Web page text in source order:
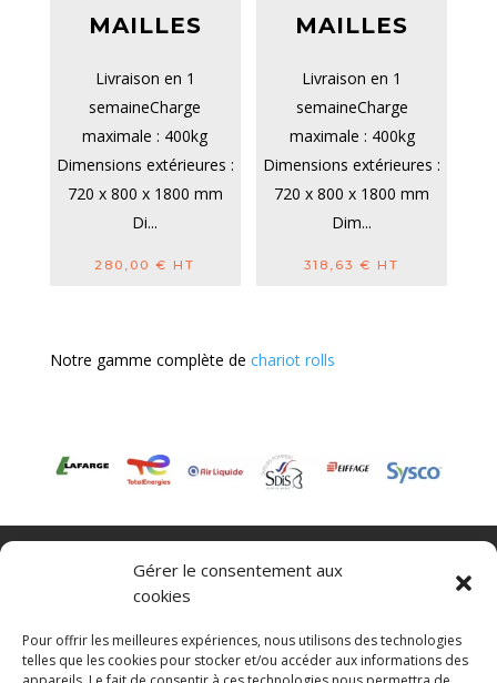
Gérer le consentement aux
cookies
Pour offrir les meilleures expériences, nous utilisons des technologies
telles que les cookies pour stocker et/ou accéder aux informations des
MAILLES
Livraison en 1
semaineCharge
maximale : 400kg
Dimensions extérieures :
720 x 800 x 1800 mm
Di...
280,00€ HT
MAILLES
Livraison en 1
semaineCharge
maximale : 400kg
Dimensions extérieures :
720 x 800 x 1800 mm
Dim...
318,63€ HT
Notre gamme complète de chariot rolls
Transpalette electrique
CGV
Mentions légales
Politique de confidentialité et protection des
données